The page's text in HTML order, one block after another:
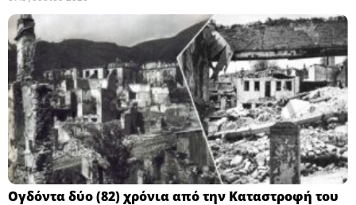
Ογδόντα δύο (82) χρόνια από την Καταστροφή του